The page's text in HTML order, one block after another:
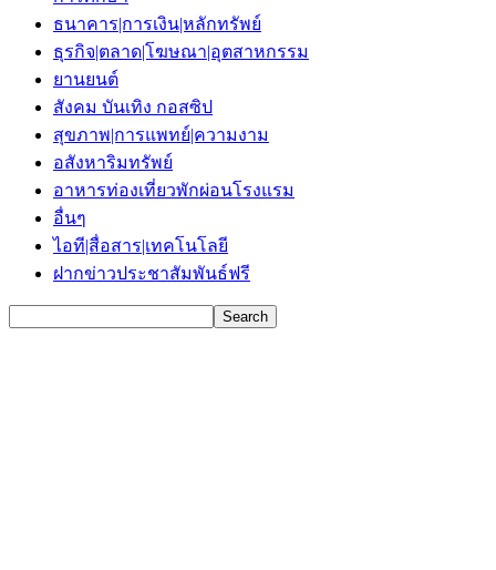
ธนาคาร|การเงิน|หลักทรัพย์
ธุรกิจ|ตลาด|โฆษณา|อุตสาหกรรม
ยานยนต์
สังคม บันเทิง กอสซิป
สุขภาพ|การแพทย์|ความงาม
อสังหาริมทรัพย์
อาหารท่องเที่ยวพักผ่อนโรงแรม
อื่นๆ
ไอที|สื่อสาร|เทคโนโลยี
ฝากข่าวประชาสัมพันธ์ฟรี